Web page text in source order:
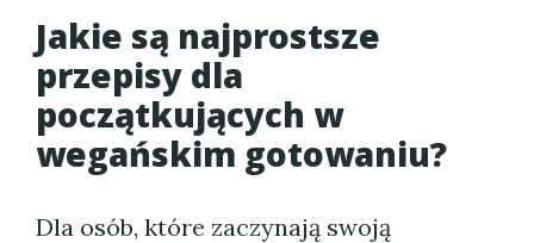
Jakie są najprostsze
przepisy dla
początkujących w
wegańskim gotowaniu?
Dla osób, które zaczynają swoją